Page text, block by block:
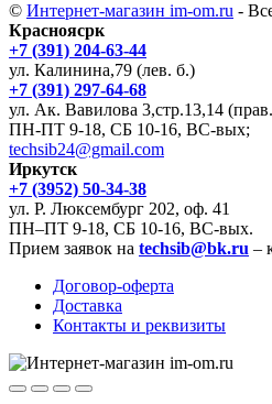
© Интернет-магазин im-om.ru -
Красноясрк
+7 (391) 204-63-44
ул. Калинина,79 (лев. б.)
+7 (391) 297-64-68
ул. Ак. Вавилова 3,стр.13,14
ПН-ПТ 9-18, СБ 10-16, ВС-вых;
techsib24@gmail.com
Иркутск
+7 (3952) 50-34-38
ул. Р. Люксембург 202, оф. 41
ПН–ПТ 9-18, СБ 10-16, ВС-вых.
Прием заявок на techsib@bk.ru –
Договор-оферта
Доставка
Контакты и реквизиты